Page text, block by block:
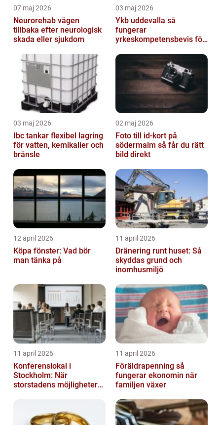
07 maj 2026
Neurorehab vägen
tillbaka efter neurologisk
skada eller sjukdom
03 maj 2026
Ykb uddevalla så
fungerar
yrkeskompetensbevis för
03 maj 2026
Ibc tankar flexibel lagring
för vatten, kemikalier och
bränsle
02 maj 2026
Foto till id-kort på
södermalm så får du rätt
bild direkt
12 april 2026
Köpa fönster: Vad bör
man tänka på
11 april 2026
Dränering runt huset: Så
skyddas grund och
inomhusmiljö
11 april 2026
Konferenslokal i
Stockholm: När
storstadens möjligheter
11 april 2026
Föräldrapenning så
fungerar ekonomin när
familjen växer